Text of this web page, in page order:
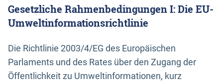
Gesetzliche Rahmenbedingungen I: Die EU-
Umweltinformationsrichtlinie
Die Richtlinie 2003/4/EG des Europäischen
Parlaments und des Rates über den Zugang der
Öffentlichkeit zu Umweltinformationen, kurz